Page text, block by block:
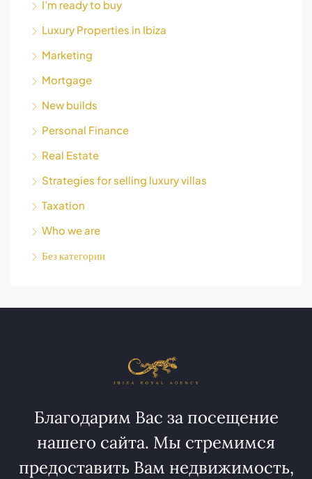
I’m ready to buy
Luxury Properties in Ibiza
Marketing
Mortgage
New builds
Personal Finance
Real Estate
Strategies for selling luxury villas
Taxation
Who we are
Без категории
Благодарим Вас за посещение
нашего сайта. Мы стремимся
предоставить Вам недвижимость,